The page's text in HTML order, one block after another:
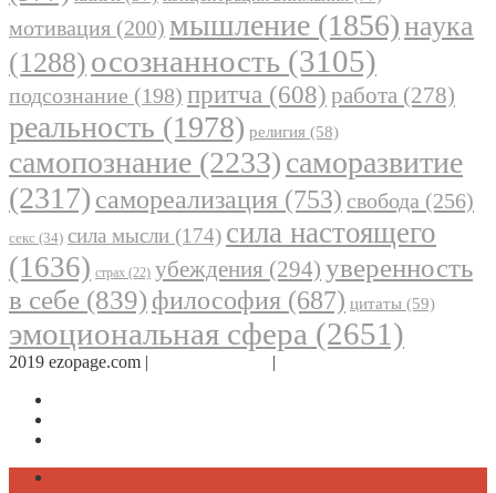
мотивация (200) мышление (1856)наука
(1288) осознанность (3105)
подсознание (198) притча (608) работа (278)
реальность (1978) религия (58)
самопознание (2233)саморазвитие
(2317) самореализация (753) свобода (256)
секс (34) сила мысли (174) сила настоящего
(1636) страх (22) убеждения (294) уверенность
в себе (839) философия (687) цитаты (59)
эмоциональная сфера (2651)
2019 ezopage.com | |